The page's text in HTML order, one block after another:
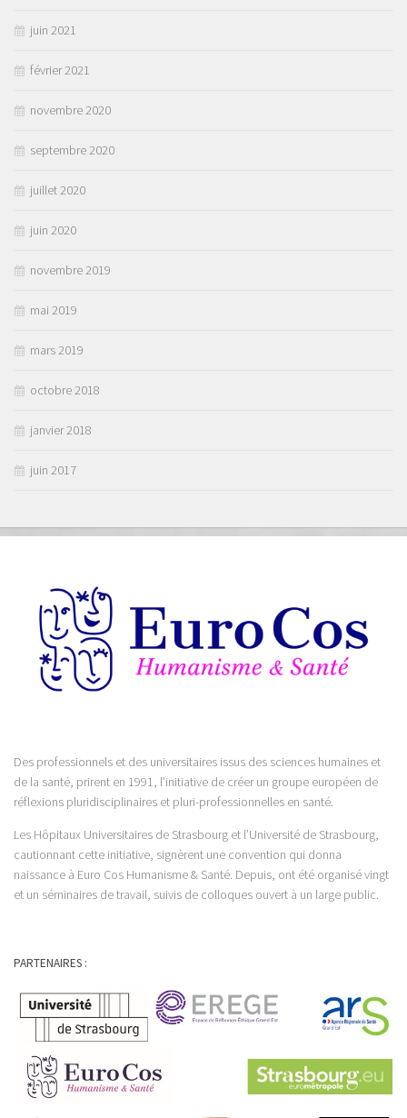
juin 2021
février 2021
novembre 2020
septembre 2020
juillet 2020
juin 2020
novembre 2019
mai 2019
mars 2019
octobre 2018
janvier 2018
juin 2017
Des professionnels et des universitaires issus des sciences humaines et
de la santé, prirent en 1991, l’initiative de créer un groupe européen de
réflexions pluridisciplinaires et pluri-professionnelles en santé.
Les Hôpitaux Universitaires de Strasbourg et l’Université de Strasbourg,
cautionnant cette initiative, signèrent une convention qui donna
naissance à Euro Cos Humanisme & Santé. Depuis, ont été organisé vingt
et un séminaires de travail, suivis de colloques ouvert à un large public.
PARTENAIRES :